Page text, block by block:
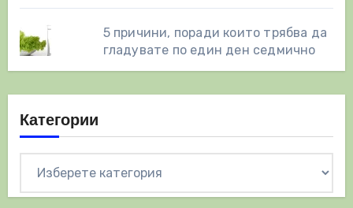
5 причини, поради които трябва да
гладувате по един ден седмично
Категории